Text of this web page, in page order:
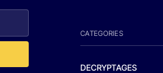
CATEGORIES
DECRYPTAGES